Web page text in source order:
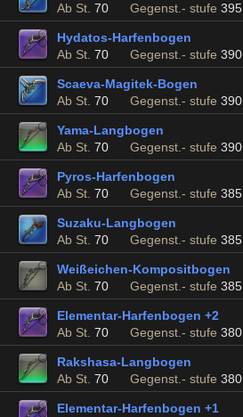
Ab St. 70 Gegenst.- stufe 395
Hydatos-Harfenbogen
Ab St. 70 Gegenst.- stufe 390
Scaeva-Magitek-Bogen
Ab St. 70 Gegenst.- stufe 390
Yama-Langbogen
Ab St. 70 Gegenst.- stufe 390
Pyros-Harfenbogen
Ab St. 70 Gegenst.- stufe 385
Suzaku-Langbogen
Ab St. 70 Gegenst.- stufe 385
Weißeichen-Kompositbogen
Ab St. 70 Gegenst.- stufe 385
Elementar-Harfenbogen +2
Ab St. 70 Gegenst.- stufe 380
Rakshasa-Langbogen
Ab St. 70 Gegenst.- stufe 380
Elementar-Harfenbogen +1